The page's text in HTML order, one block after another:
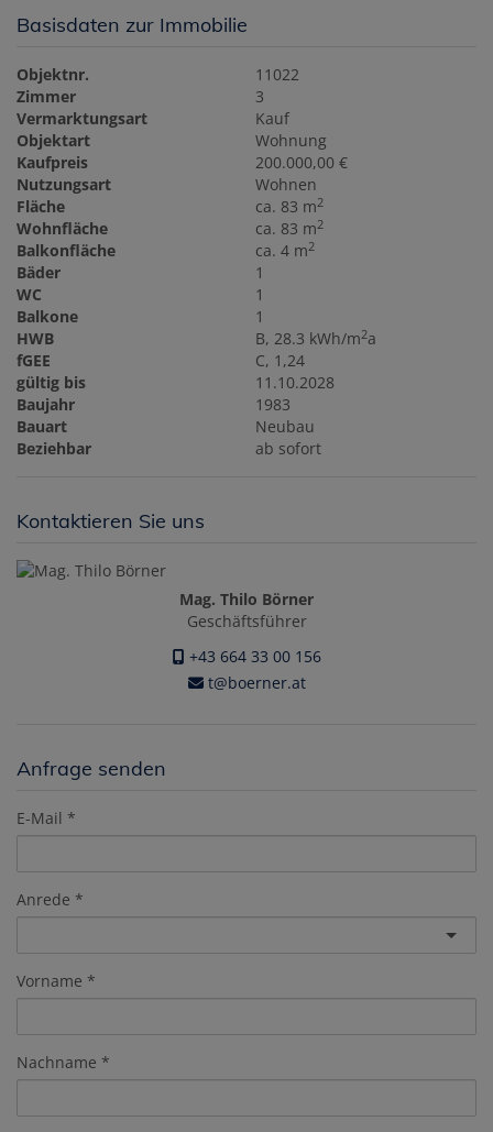
Basisdaten zur Immobilie
Objektnr.
11022
Zimmer
3
Vermarktungsart
Kauf
Objektart
Wohnung
Kaufpreis
200.000,00 €
Nutzungsart
Wohnen
Fläche
ca. 83 m2
Wohnfläche ca. 83 m2
Balkonfläche ca. 4 m2
Bäder
1
WC
1
Balkone
1
HWB
B, 28.3 kWh/m2a
fGEE
C, 1,24
gültig bis
11.10.2028
Baujahr
1983
Bauart
Neubau
Beziehbar
ab sofort
Kontaktieren Sie uns
Mag. Thilo Börner
Geschäftsführer
+43 664 33 00 156
t@boerner.at
Anfrage senden
E-Mail
Anrede
Vorname
Nachname